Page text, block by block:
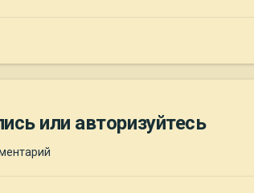
или авторизуйтесь